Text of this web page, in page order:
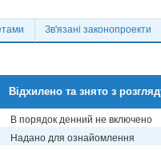
Зв'язані законопроекти
Відхилено та знято з
В порядок денний не включено
Надано для ознайомлення